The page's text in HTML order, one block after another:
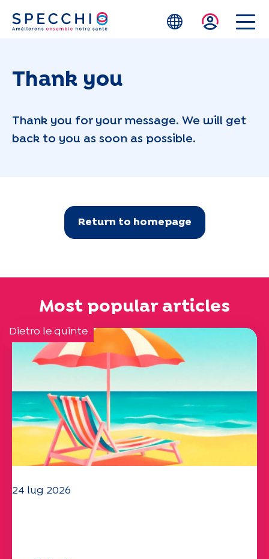
Skip to main content
Thank you
Thank you for your message. We will get
back to you as soon as possible.
Return to homepage
Most popular articles
Dietro le quinte
24 lug 2026